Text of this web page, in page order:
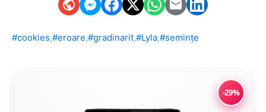
#cookies,#eroare,#gradinarit,#Lyla,#semințe
-29%